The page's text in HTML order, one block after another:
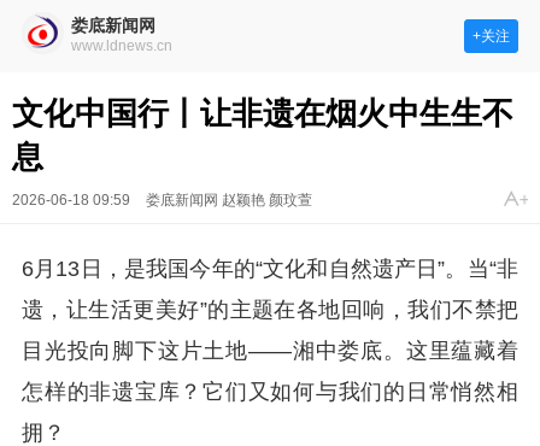
娄底新闻网
www.ldnews.cn
+关注
文化中国行丨让非遗在烟火中生生不
息
2026-06-18 09:59 娄底新闻网 赵颖艳 颜玟萱
6月13日，是我国今年的“文化和自然遗产日”。当“非
遗，让生活更美好”的主题在各地回响，我们不禁把
目光投向脚下这片土地——湘中娄底。这里蕴藏着
怎样的非遗宝库？它们又如何与我们的日常悄然相
拥？